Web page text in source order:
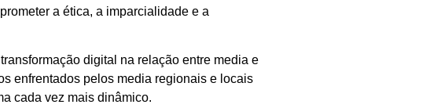
a ética, a imparcialidade e a
digital na relação entre media e
enfrentados pelos media regionais e locais
cada vez mais dinâmico.